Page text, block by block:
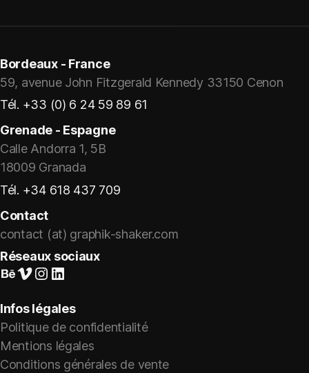
Bordeaux - France
59, avenue John Fitzgerald Kennedy 33150 Cenon
Tél. +33 (0) 6 24 59 89 61
Grenade - Espagne
Calle Andorra 1, 5B
18009 Granada
Tél. +34 618 437 709
Contact
contact (at) graphik-shaker.com
Réseaux sociaux
Suivez-nous sur Behance
Vimeo
Instagram
LinkedIn
Infos légales
Politique de confidentialité
Mentions légales
Conditions générales de vente